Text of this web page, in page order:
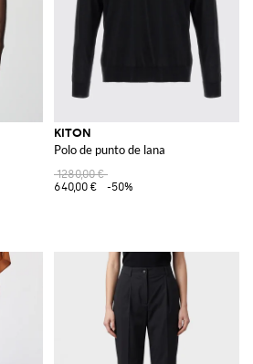
KITON
Polo de punto de lana
1280,00 €
640,00 €
-50%